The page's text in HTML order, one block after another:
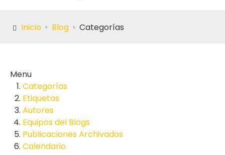
Inicio Blog Categorías
Menu
Categorías
Etiquetas
Autores
Equipos del Blogs
Publicaciones Archivados
Calendario